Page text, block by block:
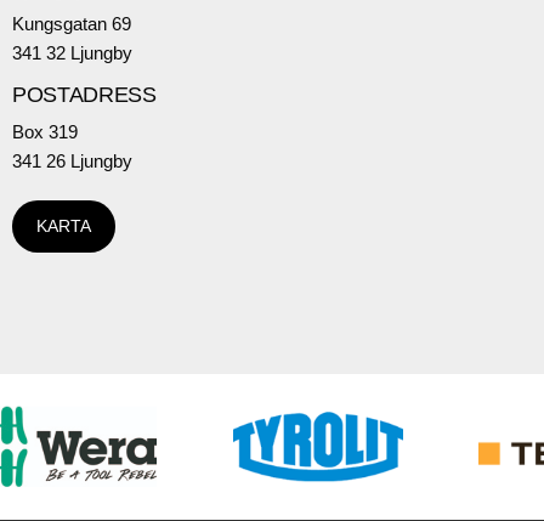
Kungsgatan 69
341 32 Ljungby
POSTADRESS
Box 319
341 26 Ljungby
KARTA